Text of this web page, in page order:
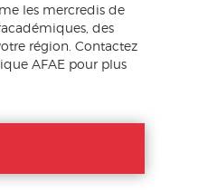
les mercredis de
des
région. Contactez
AFAE pour plus